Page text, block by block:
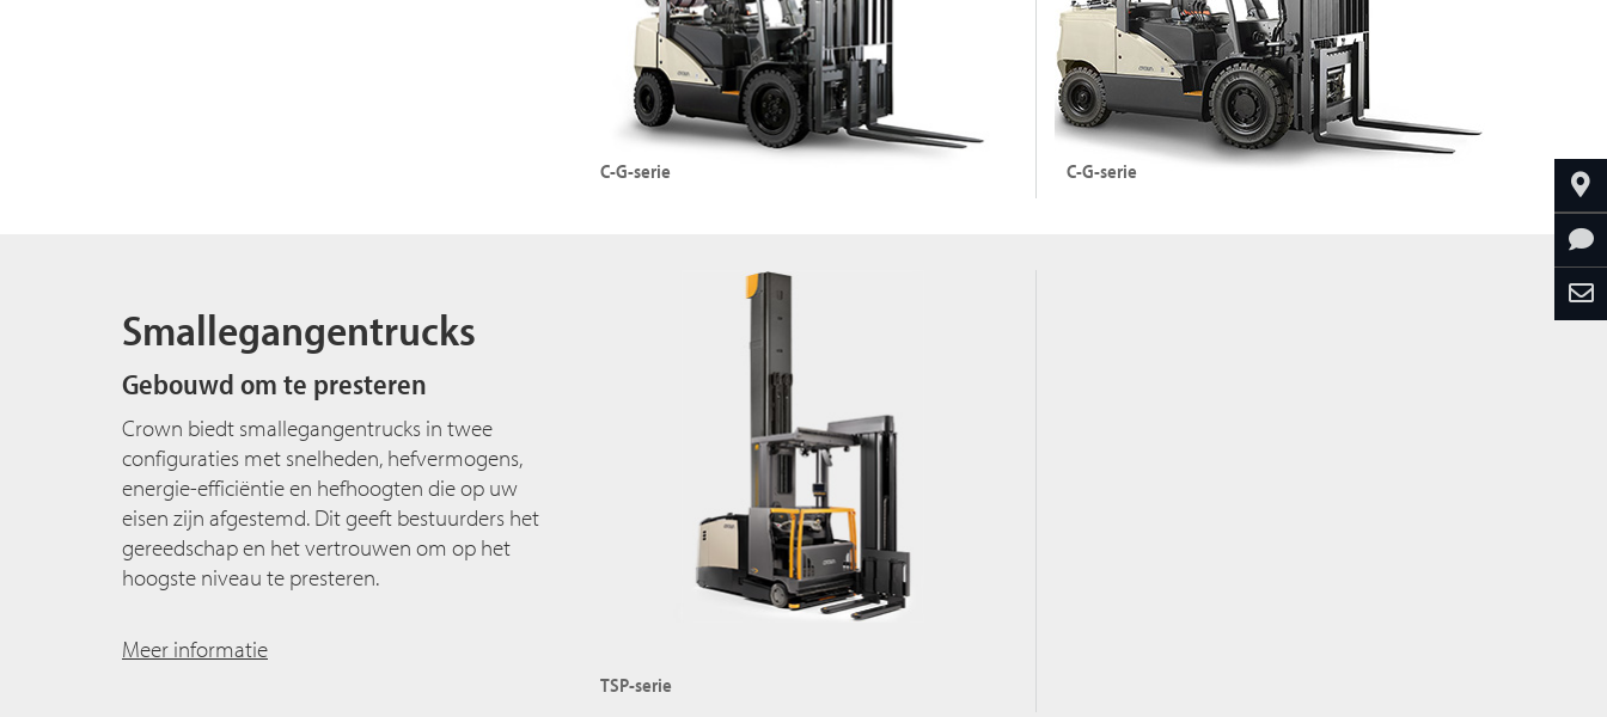
De C-D-serie bekijken
De C-D-serie bekijken
C-G-serie
Hefvermogen: tot 3500 kg
Hefhoogte: tot 6010 mm
De C-G-serie bekijken
C-G-serie
Smallegangentrucks
Gebouwd om te presteren
Crown biedt smallegangentrucks in twee
configuraties met snelheden, hefvermogens,
energie-efficiëntie en hefhoogten die op uw
eisen zijn afgestemd. Dit geeft bestuurders het
gereedschap en het vertrouwen om op het
hoogste niveau te presteren.
Meer informatie
TSP-serie